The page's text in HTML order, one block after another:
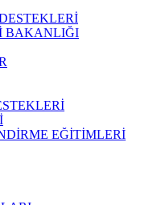
BAKANLIĞI
EĞİTİMLERİ